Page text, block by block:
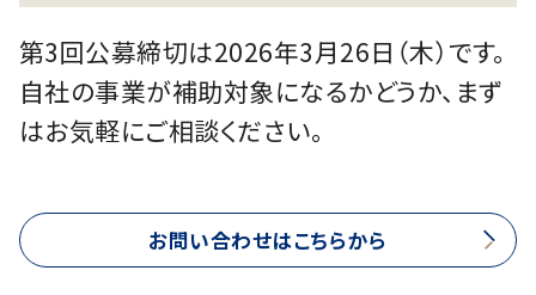
第3回公募締切は2026年3月26日（木）です。
自社の事業が補助対象になるかどうか、まず
はお気軽にご相談ください。
お問い合わせはこちらから